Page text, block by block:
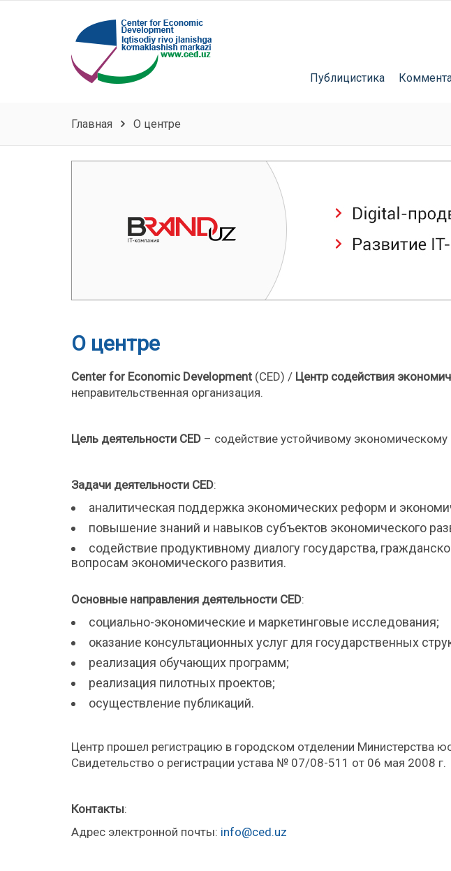
Публицистика
Главная О центре
О центре
Center for Economic Development (CED) / Центр содействия
неправительственная организация.
Цель деятельности CED – содействие устойчивому
Задачи деятельности CED:
аналитическая поддержка экономических реформ и
повышение знаний и навыков субъектов экономического
содействие продуктивному диалогу государства,
вопросам экономического развития.
Основные направления деятельности CED:
социально-экономические и маркетинговые исследования;
оказание консультационных услуг для государственных
реализация обучающих программ;
реализация пилотных проектов;
осуществление публикаций.
Центр прошел регистрацию в городском отделении Министерства
Свидетельство о регистрации устава № 07/08-511 от 06 мая 2008 г.
Контакты:
Адрес электронной почты: info@ced.uz